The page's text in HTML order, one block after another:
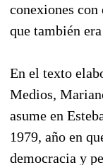
conexiones con
que también
En el texto
Medios,
asume en
1979, año en
democracia y